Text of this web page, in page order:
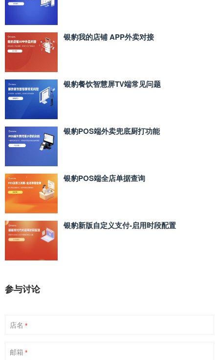
银豹我的店铺 APP外卖对接
银豹餐饮智慧屏TV端常见问题
银豹POS端外卖兜底厨打功能
银豹POS端全店单据查询
银豹新版自定义支付‑启用时段配置
参与讨论
店名 *
邮箱 *